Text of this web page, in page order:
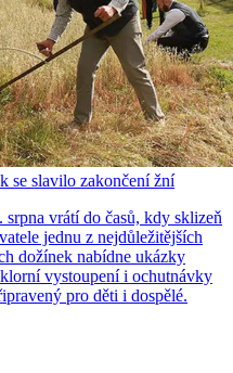
se slavilo zakončení žní
vrátí do časů, kdy sklizeň
jednu z nejdůležitějších
dožínek nabídne ukázky
vystoupení i ochutnávky
pro děti i dospělé.